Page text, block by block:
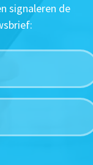
signaleren de